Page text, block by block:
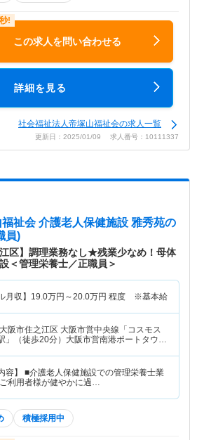
この求人を問い合わせる
詳細を見る
社会福祉法人帝塚山福祉会の求人一覧
更新日：2025/01/09 求人番号：10111337
祉会 介護老人保健施設 雅秀苑の
員)
江区】調理業務なし★残業少なめ！母体
＜管理栄養士／正職員＞
月収】 19.0万円～20.0万円 程度 ※基本給
阪市住之江区 大阪市営中央線「コスモス
」（徒歩20分）大阪市営南港ポートタウン
容】 ■介護老人保健施設での管理栄養士業
利用者様が健やかに過…
積極採用中